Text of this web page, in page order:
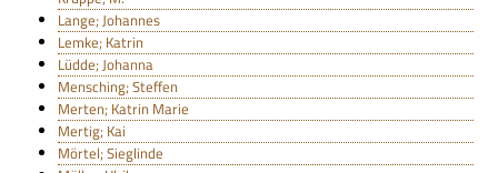
Lange; Johannes
Lemke; Katrin
Lüdde; Johanna
Mensching; Steffen
Merten; Katrin Marie
Mertig; Kai
Mörtel; Sieglinde